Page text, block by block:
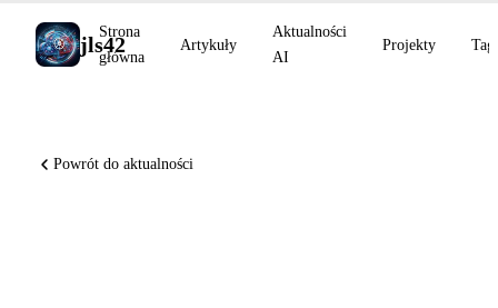
jls42
Strona
główna
Artykuły
Aktualności
AI
Projekty Tagi
Powrót do aktualności